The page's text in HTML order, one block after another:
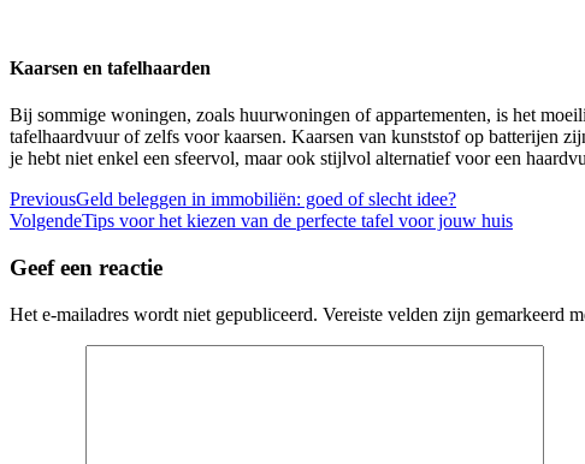
Kaarsen en tafelhaarden
Bij sommige woningen, zoals huurwoningen of appartementen, is het
tafelhaardvuur of zelfs voor kaarsen. Kaarsen van kunststof op batterijen
je hebt niet enkel een sfeervol, maar ook stijlvol alternatief voor een
Berichtnavigatie
PreviousGeld beleggen in immobiliën: goed of slecht idee?
VolgendeTips voor het kiezen van de perfecte tafel voor jouw huis
Geef een reactie
Het e-mailadres wordt niet gepubliceerd. Vereiste velden zijn gemarkeerd